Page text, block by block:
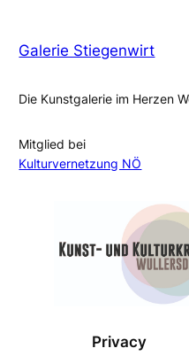
Galerie Stiegenwirt
Die Kunstgalerie im Herzen
Mitglied bei
Kulturvernetzung NÖ
Privacy